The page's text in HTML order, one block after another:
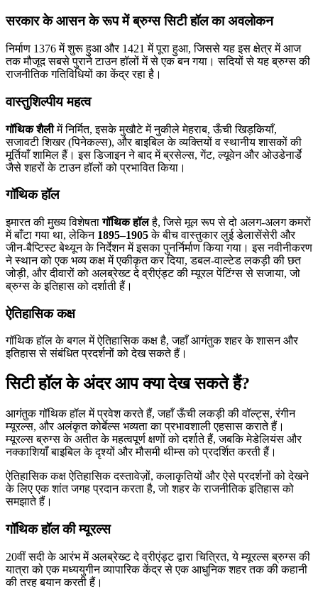
सरकार के आसन के रूप में ब्रुग्स सिटी हॉल का अवलोकन
निर्माण 1376 में शुरू हुआ और 1421 में पूरा हुआ, जिससे यह इस क्षेत्र में आज
तक मौजूद सबसे पुराने टाउन हॉलों में से एक बन गया। सदियों से यह ब्रुग्स की
राजनीतिक गतिविधियों का केंद्र रहा है।
वास्तुशिल्पीय महत्व
गॉथिक शैलीमें निर्मित, इसके मुखौटे में नुकीले मेहराब, ऊँची खिड़कियाँ,
सजावटी शिखर (पिनेकल्स), और बाइबिल के व्यक्तियों व स्थानीय शासकों की
मूर्तियाँ शामिल हैं। इस डिजाइन ने बाद में ब्रसेल्स, गेंट, ल्यूवेन और ओउडेनार्डे
जैसे शहरों के टाउन हॉलों को प्रभावित किया।
गॉथिक हॉल
इमारत की मुख्य विशेषतागॉथिक हॉलहै, जिसे मूल रूप से दो अलग-अलग कमरों
में बाँटा गया था, लेकिन 1895–1905के बीच वास्तुकार लुई डेलासेंसेरी और
जीन-बैप्टिस्ट बेथ्यून के निर्देशन में इसका पुनर्निर्माण किया गया। इस नवीनीकरण
ने स्थान को एक भव्य कक्ष में एकीकृत कर दिया, डबल-वाल्टेड लकड़ी की छत
जोड़ी, और दीवारों को अलब्रेख्ट दे व्रीएंड्ट की म्यूरल पेंटिंग्स से सजाया, जो
ब्रुग्स के इतिहास को दर्शाती हैं।
ऐतिहासिक कक्ष
गॉथिक हॉल के बगल में ऐतिहासिक कक्ष है, जहाँ आगंतुक शहर के शासन और
इतिहास से संबंधित प्रदर्शनों को देख सकते हैं।
सिटी हॉल के अंदर आप क्या देख सकते हैं?
आगंतुक गॉथिक हॉल में प्रवेश करते हैं, जहाँ ऊँची लकड़ी की वॉल्ट्स, रंगीन
म्यूरल्स, और अलंकृत कोर्बेल्स भव्यता का प्रभावशाली एहसास कराते हैं।
म्यूरल्स ब्रुग्स के अतीत के महत्वपूर्ण क्षणों को दर्शाते हैं, जबकि मेडेलियंस और
नक्काशियाँ बाइबिल के दृश्यों और मौसमी थीम्स को प्रदर्शित करती हैं।
ऐतिहासिक कक्ष ऐतिहासिक दस्तावेज़ों, कलाकृतियों और ऐसे प्रदर्शनों को देखने
के लिए एक शांत जगह प्रदान करता है, जो शहर के राजनीतिक इतिहास को
समझाते हैं।
गॉथिक हॉल की म्यूरल्स
20वीं सदी के आरंभ में अलब्रेख्ट दे व्रीएंड्ट द्वारा चित्रित, ये म्यूरल्स ब्रुग्स की
यात्रा को एक मध्ययुगीन व्यापारिक केंद्र से एक आधुनिक शहर तक की कहानी
की तरह बयान करती हैं।